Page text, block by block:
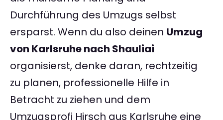
Durchführung des Umzugs selbst
ersparst. Wenn du also deinen Umzug
von Karlsruhe nach Shauliai
organisierst, denke daran, rechtzeitig
zu planen, professionelle Hilfe in
Betracht zu ziehen und dem
Umzugsprofi Hirsch aus Karlsruhe eine